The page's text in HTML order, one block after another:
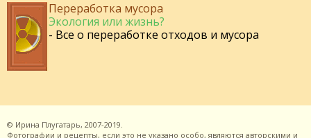
Переработка мусора
Экология или жизнь?
- Все о переработке отходов и мусора
© Ирина Плугатарь, 2007-2019.
Фотографии и рецепты, если это не указано особо, являются авторскими и